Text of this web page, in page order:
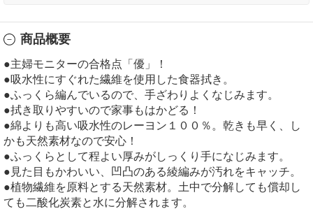
商品概要
●主婦モニターの合格点「優」！
●吸水性にすぐれた繊維を使用した食器拭き。
●ふっくら編んでいるので、手ざわりよくなじみます。
●拭き取りやすいので家事もはかどる！
●綿よりも高い吸水性のレーヨン１００％。乾きも早く、し
かも天然素材なので安心！
●ふっくらとして程よい厚みがしっくり手になじみます。
●見た目もかわいい、凹凸のある綾編みが汚れをキャッチ。
●植物繊維を原料とする天然素材。土中で分解しても償却し
ても二酸化炭素と水に分解されます。